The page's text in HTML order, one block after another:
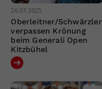
26.07.2025
Oberleitner/Schwärzler
verpassen Krönung
beim Generali Open
Kitzbühel